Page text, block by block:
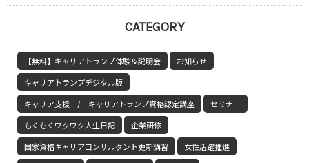
CATEGORY
【無料】キャリアトランプ体験＆説明会 お知らせ
キャリアトランプデジタル版
キャリア支援 / キャリアトランプ資格認定講座 セミナー
もくもくワクワク人生日記 企業研修
国家資格キャリアコンサルタント更新講習 女性活躍推進